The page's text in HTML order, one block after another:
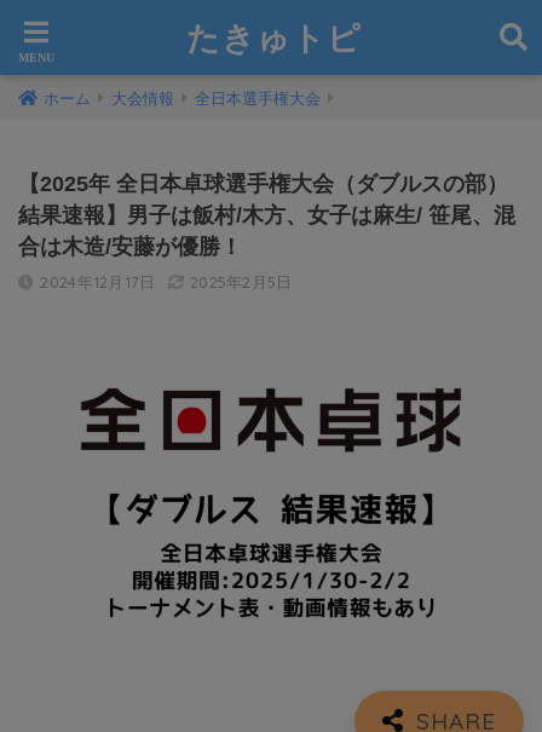
たきゅトピ
ホーム 大会情報 全日本選手権大会
【2025年 全日本卓球選手権大会（ダブルスの部）
結果速報】男子は飯村/木方、女子は麻生/ 笹尾、混
合は木造/安藤が優勝！
2024年12月17日 2025年2月5日